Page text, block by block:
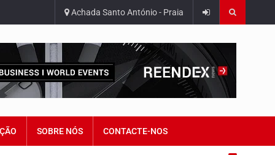
Achada Santo António - Praia
SOBRE NÓS CONTACTE-NOS